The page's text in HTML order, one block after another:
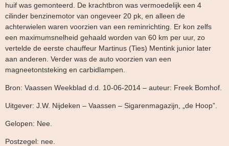
huif was gemonteerd. De krachtbron was vermoedelijk een 4
cilinder benzinemotor van ongeveer 20 pk, en alleen de
achterwielen waren voorzien van een reminrichting. Er kon zelfs
een maximumsnelheid gehaald worden van 60 km per uur, zo
vertelde de eerste chauffeur Martinus (Ties) Mentink junior later
aan anderen. Verder was de auto voorzien van een
magneetontsteking en carbidlampen.
Bron: Vaassen Weekblad d.d. 10-06-2014 – auteur: Freek Bomhof.
Uitgever: J.W. Nijdeken – Vaassen – Sigarenmagazijn, „de Hoop”.
Gelopen: Nee.
Postzegel: nee.